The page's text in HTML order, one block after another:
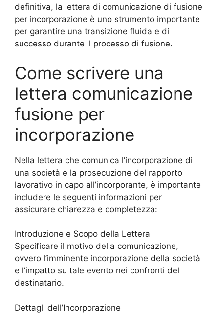
definitiva, la lettera di comunicazione di fusione
per incorporazione è uno strumento importante
per garantire una transizione fluida e di
successo durante il processo di fusione.
Come scrivere una
lettera comunicazione
fusione per
incorporazione
Nella lettera che comunica l’incorporazione di
una società e la prosecuzione del rapporto
lavorativo in capo all’incorporante, è importante
includere le seguenti informazioni per
assicurare chiarezza e completezza:
Introduzione e Scopo della Lettera
Specificare il motivo della comunicazione,
ovvero l’imminente incorporazione della società
e l’impatto su tale evento nei confronti del
destinatario.
Dettagli dell’Incorporazione